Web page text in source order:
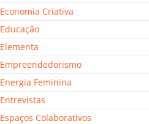
Economia Criativa
Educação
Elementa
Empreendedorismo
Energia Feminina
Entrevistas
Espaços Colaborativos